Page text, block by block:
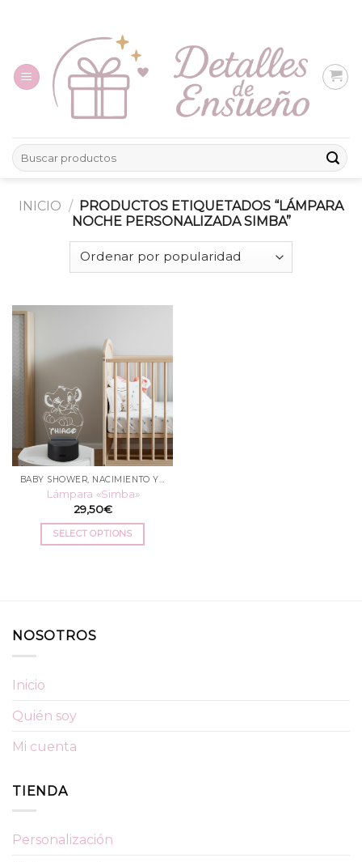
Buscar
por:
INICIO / PRODUCTOS ETIQUETADOS “LÁMPARA
NOCHE PERSONALIZADA SIMBA”
BABY SHOWER, NACIMIENTO Y BAUTIZO
Lámpara «Simba»
29,50€
SELECT OPTIONS
NOSOTROS
Inicio
Quién soy
Mi cuenta
TIENDA
Personalización